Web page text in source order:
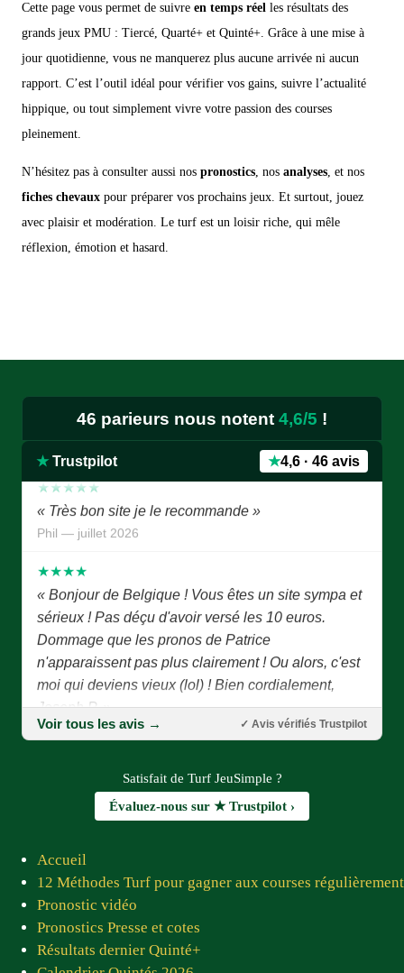
Cette page vous permet de suivre en temps réel les résultats des
grands jeux PMU : Tiercé, Quarté+ et Quinté+. Grâce à une mise à
jour quotidienne, vous ne manquerez plus aucune arrivée ni aucun
rapport. C’est l’outil idéal pour vérifier vos gains, suivre l’actualité
hippique, ou tout simplement vivre votre passion des courses
pleinement.
N’hésitez pas à consulter aussi nos pronostics, nos analyses, et nos
fiches chevaux pour préparer vos prochains jeux. Et surtout, jouez
avec plaisir et modération. Le turf est un loisir riche, qui mêle
réflexion, émotion et hasard.
46 parieurs nous notent 4,6/5 !
★ Trustpilot ★4,6 · 46 avis
va bien.contuiner ainsi, c'est super »
Edmond — juillet 2026
Phil — juillet 2026
sérieux ! Pas déçu d'avoir versé les 10 euros.
Dommage que les pronos de Patrice
n'apparaissent pas plus clairement ! Ou alors, c'est
moi qui deviens vieux (lol) ! Bien cordialement,
Joseph P. »
Joseph P. — juillet 2026
« Bonjour Patrice, Tout d'abord je vous remercie
d'avoir eu l'idée de créer ce site combien important
pour les joueurs et les pronostiqueurs. Un grand
nous proposent des pronostics fiables. Prompt
rétablissement à Jean Luc ! Vous êtes tous sympas
et adorables »
Pierre C.D. — juin 2026
Voir tous les avis → ✓ Avis vérifiés Trustpilot
Satisfait de Turf JeuSimple ?
Évaluez-nous sur ★ Trustpilot ›
Accueil
12 Méthodes Turf pour gagner aux courses régulièrement
Pronostic vidéo
Pronostics Presse et cotes
Résultats dernier Quinté+